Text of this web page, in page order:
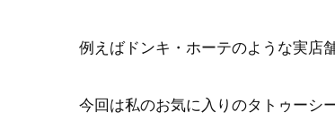
例えばドンキ・ホーテのような実店
今回は私のお気に入りのタトゥーシ